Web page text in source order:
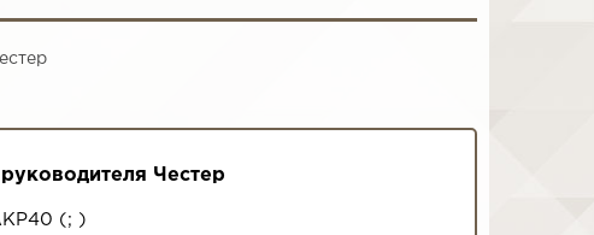
Честер
( ; )